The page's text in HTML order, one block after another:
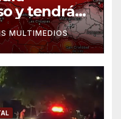
y tendrá
MULTIMEDIOS